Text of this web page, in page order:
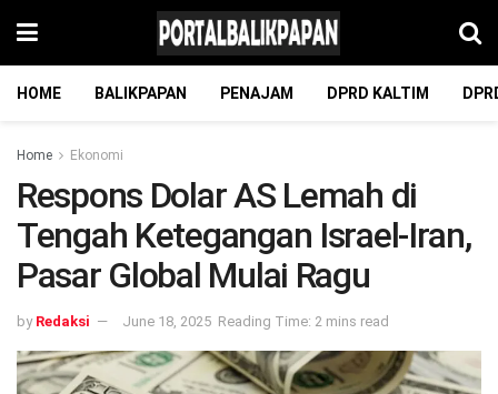
HOME BALIKPAPAN PENAJAM DPRD KALTIM
Home Ekonomi
Respons Dolar AS Lemah di
Tengah Ketegangan Israel-Iran,
Pasar Global Mulai Ragu
by Redaksi June 18, 2025 Reading Time: 2 mins read